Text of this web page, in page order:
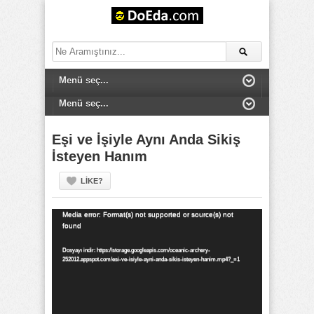
Eşi ve İşiyle Aynı Anda Sikiş
İsteyen Hanım
LIKE?
Video
oynatıcı
Media error: Format(s) not supported or source(s) not
found
Dosyayı indir: https://storage.googleapis.com/oceanic-archery-
252012.appspot.com/esi-ve-isiyle-ayni-anda-sikis-isteyen-hanim.mp4?_=1